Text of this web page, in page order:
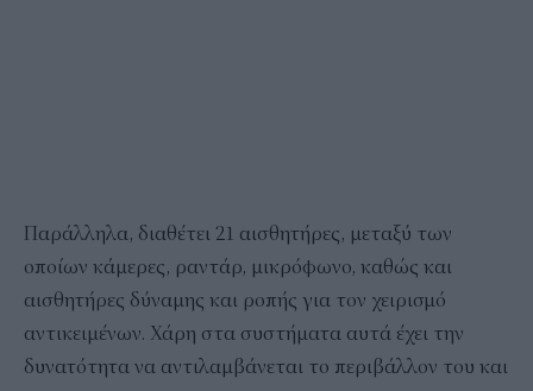
Παράλληλα, διαθέτει 21 αισθητήρες, μεταξύ των
οποίων κάμερες, ραντάρ, μικρόφωνο, καθώς και
αισθητήρες δύναμης και ροπής για τον χειρισμό
αντικειμένων. Χάρη στα συστήματα αυτά έχει την
δυνατότητα να αντιλαμβάνεται το περιβάλλον του και